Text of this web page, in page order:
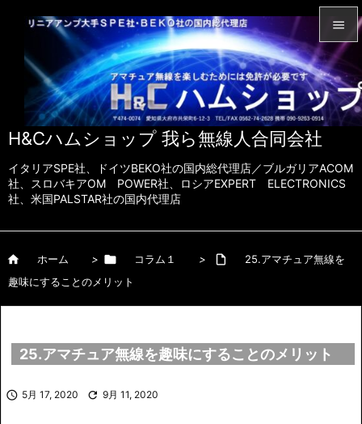
H&Cハムショップ 我ら無線人合同会社
イタリアSPE社、ドイツBEKO社の国内総代理店／ブルガリアACOM
社、スロバキアOM POWER社、ロシアEXPERT ELECTRONICS
社、米国PALSTAR社の国内代理店


メニュ

サイド

 ホーム >  コラム１ > 
25.アマチュア無線を
趣味にすることのメリット
25.アマチュア無線を趣味にすることのメリット
 5月 17, 2020  9月 11, 2020